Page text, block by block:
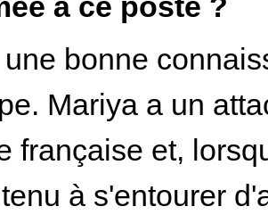
bonne
Mariya a un
française et,
à s'entourer